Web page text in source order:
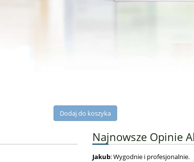
Najnowsze Opinie
Jakub: Wygodnie i profesjonalnie.